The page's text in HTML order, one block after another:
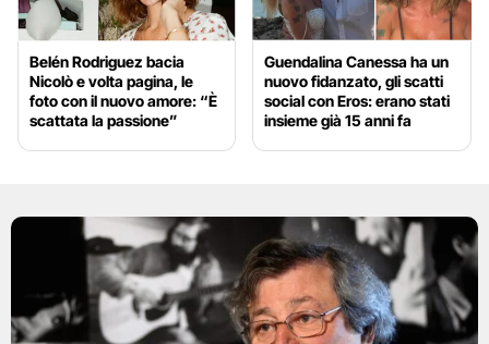
Belén Rodriguez bacia
Nicolò e volta pagina, le
foto con il nuovo amore: “È
scattata la passione”
Guendalina Canessa ha un
nuovo fidanzato, gli scatti
social con Eros: erano stati
insieme già 15 anni fa